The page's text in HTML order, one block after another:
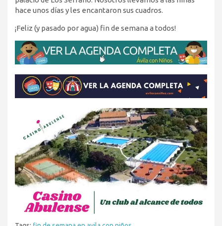
hace unos días y les encantaron sus cuadros.
¡Feliz (y pasado por agua) fin de semana a todos!